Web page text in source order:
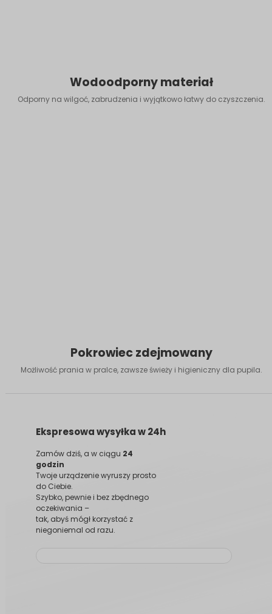
Wodoodporny materiał
Odporny na wilgoć, zabrudzenia i wyjątkowo łatwy do czyszczenia.
Pokrowiec zdejmowany
Możliwość prania w pralce, zawsze świeży i higieniczny dla pupila.
Ekspresowa wysyłka w 24h
Zamów dziś, a w ciągu 24
godzin
Twoje urządzenie wyruszy prosto
do Ciebie.
Szybko, pewnie i bez zbędnego
oczekiwania –
tak, abyś mógł korzystać z
niegoniemal od razu.